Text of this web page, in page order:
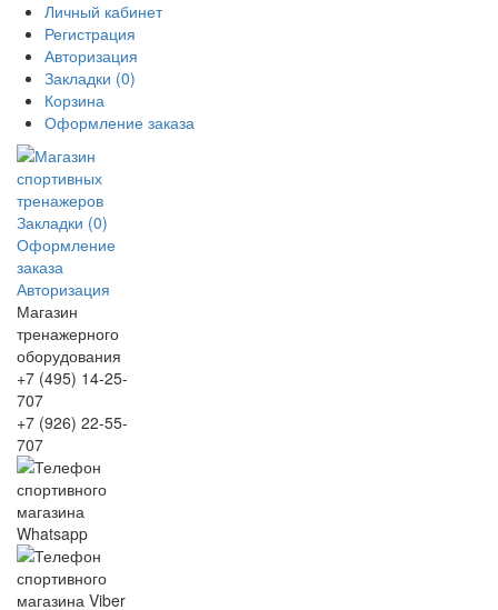
Личный кабинет
Регистрация
Авторизация
Закладки (0)
Корзина
Оформление заказа
Закладки (0)
Оформление
заказа
Авторизация
Магазин
тренажерного
оборудования
+7 (495) 14-25-
707
+7 (926) 22-55-
707